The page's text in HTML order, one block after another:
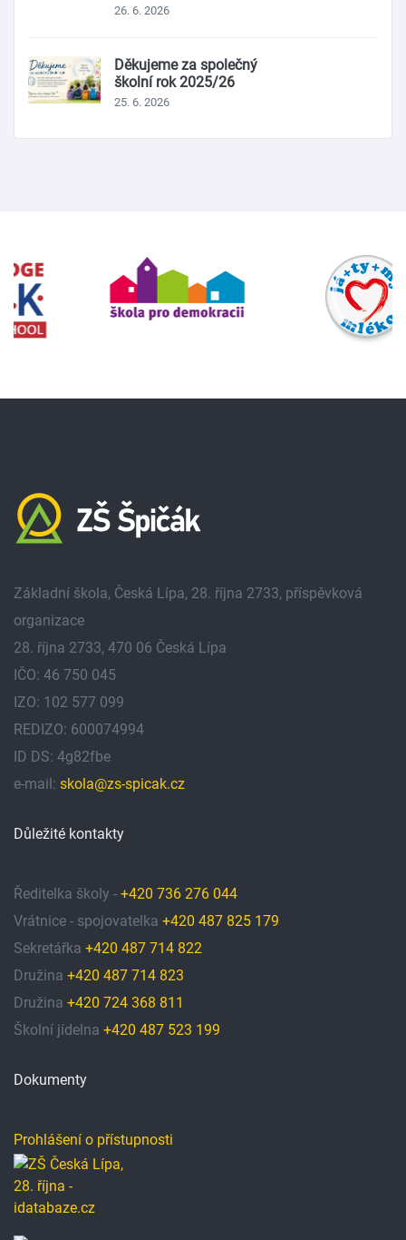
26. 6. 2026
Děkujeme za společný
školní rok 2025/26
25. 6. 2026
Základní škola, Česká Lípa, 28. října 2733, příspěvková
organizace
28. října 2733, 470 06 Česká Lípa
IČO: 46 750 045
IZO: 102 577 099
REDIZO: 600074994
ID DS: 4g82fbe
e-mail: skola@zs-spicak.cz
Důležité kontakty
Ředitelka školy - +420 736 276 044
Vrátnice - spojovatelka +420 487 825 179
Sekretářka +420 487 714 822
Družina +420 487 714 823
Družina +420 724 368 811
Školní jídelna +420 487 523 199
Dokumenty
Prohlášení o přístupnosti